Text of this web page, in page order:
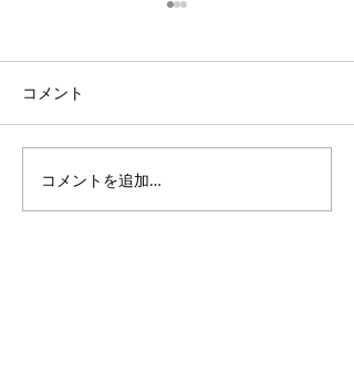
3・4年生｜体験受付締切
のお知らせ
コメント
コメントを追加…